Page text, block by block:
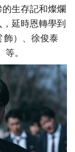
生存記和燦爛
延時恩轉學到
飾）、徐俊泰
。